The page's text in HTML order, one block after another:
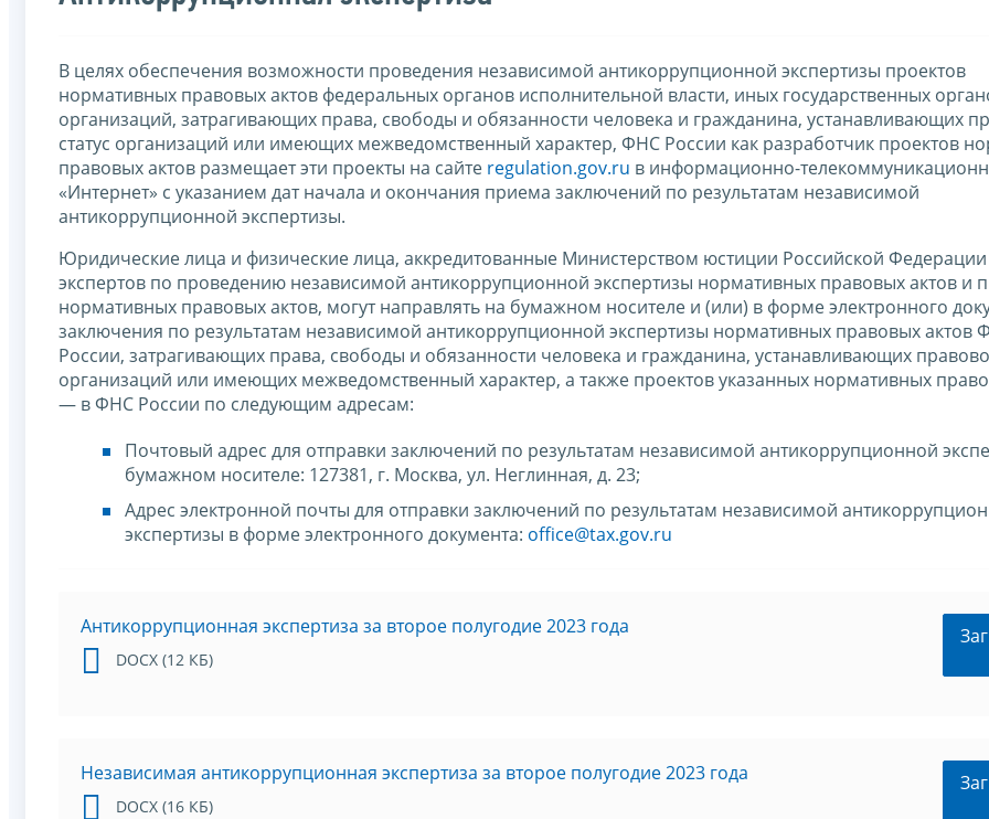
В целях обеспечения возможности проведения независимой антикоррупционной экспертизы проектов
нормативных правовых актов федеральных органов исполнительной власти, иных государственных
организаций, затрагивающих права, свободы и обязанности человека и гражданина, устанавливающих
статус организаций или имеющих межведомственный характер, ФНС России как разработчик проектов
правовых актов размещает эти проекты на сайте regulation.gov.ru в информационно-
«Интернет» с указанием дат начала и окончания приема заключений по результатам независимой
антикоррупционной экспертизы.
Юридические лица и физические лица, аккредитованные Министерством юстиции Российской Федерации
экспертов по проведению независимой антикоррупционной экспертизы нормативных правовых актов и
нормативных правовых актов, могут направлять на бумажном носителе и (или) в форме электронного
заключения по результатам независимой антикоррупционной экспертизы нормативных правовых актов
России, затрагивающих права, свободы и обязанности человека и гражданина, устанавливающих
организаций или имеющих межведомственный характер, а также проектов указанных нормативных
— в ФНС России по следующим адресам:
Почтовый адрес для отправки заключений по результатам независимой антикоррупционной
бумажном носителе: 127381, г. Москва, ул. Неглинная, д. 23;
Адрес электронной почты для отправки заключений по результатам независимой
экспертизы в форме электронного документа: office@tax.gov.ru
Антикоррупционная экспертиза за второе полугодие 2023 года
DOCX (12 КБ)
Независимая антикоррупционная экспертиза за второе полугодие 2023 года
DOCX (16 КБ)